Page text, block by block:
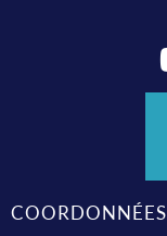
COORDONNÉES